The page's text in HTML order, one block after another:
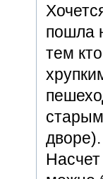
пошла
тем
дворе).